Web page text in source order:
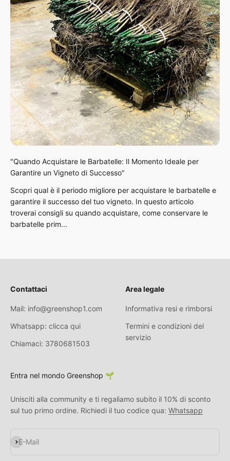
"Quando Acquistare le Barbatelle: Il Momento Ideale per
Garantire un Vigneto di Successo"
Scopri qual è il periodo migliore per acquistare le barbatelle e
garantire il successo del tuo vigneto. In questo articolo
troverai consigli su quando acquistare, come conservare le
barbatelle prim...
Contattaci
Mail: info@greenshop1.com
Whatsapp: clicca qui
Chiamaci: 3780681503
Area legale
Informativa resi e rimborsi
Termini e condizioni del
servizio
Entra nel mondo Greenshop 🌱
Unisciti alla community e ti regaliamo subito il 10% di sconto
sul tuo primo ordine. Richiedi il tuo codice qua: Whatsapp
E-Mail
Abonnieren